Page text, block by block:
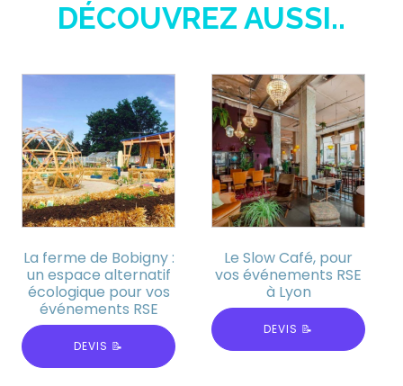
DÉCOUVREZ AUSSI..
La ferme de Bobigny :
un espace alternatif
écologique pour vos
événements RSE
DEVIS 📝
Le Slow Café, pour
vos événements RSE
à Lyon
DEVIS 📝